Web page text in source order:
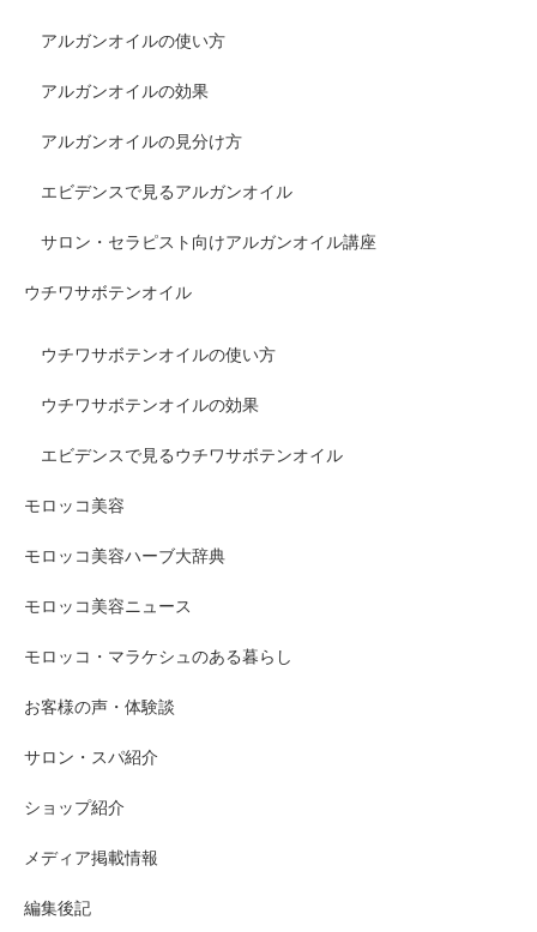
アルガンオイルの使い方
アルガンオイルの効果
アルガンオイルの見分け方
エビデンスで見るアルガンオイル
サロン・セラピスト向けアルガンオイル講座
ウチワサボテンオイル
ウチワサボテンオイルの使い方
ウチワサボテンオイルの効果
エビデンスで見るウチワサボテンオイル
モロッコ美容
モロッコ美容ハーブ大辞典
モロッコ美容ニュース
モロッコ・マラケシュのある暮らし
お客様の声・体験談
サロン・スパ紹介
ショップ紹介
メディア掲載情報
編集後記